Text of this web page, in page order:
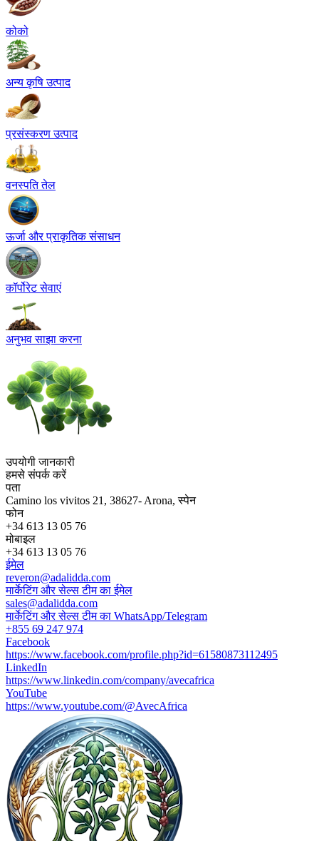
कोको
अन्य कृषि उत्पाद
प्रसंस्करण उत्पाद
वनस्पति तेल
ऊर्जा और प्राकृतिक संसाधन
कॉर्पोरेट सेवाएं
अनुभव साझा करना
उपयोगी जानकारी
हमसे संपर्क करें
पता
Camino los vivitos 21, 38627- Arona, स्पेन
फोन
+34 613 13 05 76
मोबाइल
+34 613 13 05 76
ईमेल
reveron@adalidda.com
मार्केटिंग और सेल्स टीम का ईमेल
sales@adalidda.com
मार्केटिंग और सेल्स टीम का WhatsApp/Telegram
+855 69 247 974
Facebook
https://www.facebook.com/profile.php?id=61580873112495
LinkedIn
https://www.linkedin.com/company/avecafrica
YouTube
https://www.youtube.com/@AvecAfrica